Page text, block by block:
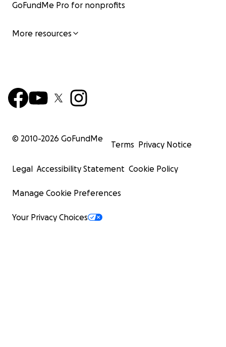
GoFundMe Pro for nonprofits
More resources
© 2010-2026 GoFundMe
Terms Privacy Notice
Legal Accessibility Statement Cookie Policy
Manage Cookie Preferences
Your Privacy Choices